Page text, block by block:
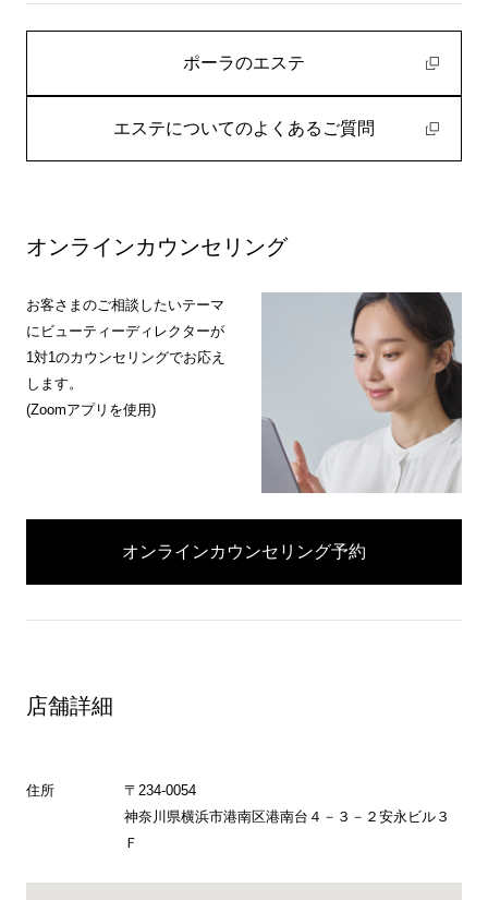
ポーラのエステ
エステについてのよくあるご質問
オンラインカウンセリング
お客さまのご相談したいテーマ
にビューティーディレクターが
1対1のカウンセリングでお応え
します。
(Zoomアプリを使用)
オンラインカウンセリング予約
店舗詳細
住所
〒234-0054
神奈川県横浜市港南区港南台４－３－２安永ビル３
Ｆ